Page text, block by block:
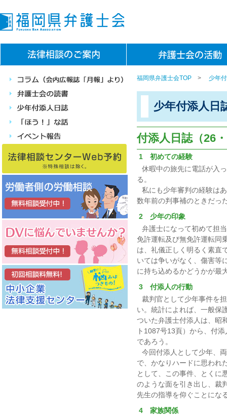
福岡県弁護士会TOP > 少年
少年付添人日
付添人日誌（26
1 初めての経験
休暇中の旅先に電話が入
る。
私にも少年審判の経験は
数年前の判事補のときだっ
2 少年の印象
弁護士になって初めて担
免許運転及び無免許運転同
は、礼儀正しく明るく素直
いては争いがなく、傷害等
に持ち込めるかどうかが最
3 付添人の行動
裁判官として少年事件を
い。統計によれば、一般保
ついた弁護士付添人は、昭
ト1087号13頁）から、付
であろう。
今回付添人として少年、
で、かなりハードに思われ
として、この事件、とくに
のような面を引き出し、裁
先生の指導を仰ぐことにな
4 家族関係